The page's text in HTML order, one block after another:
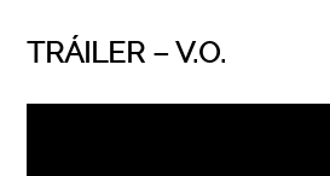
TRÁILER – V.O.